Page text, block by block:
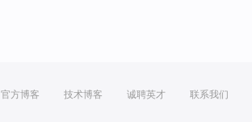
官方博客 技术博客 诚聘英才 联系我们